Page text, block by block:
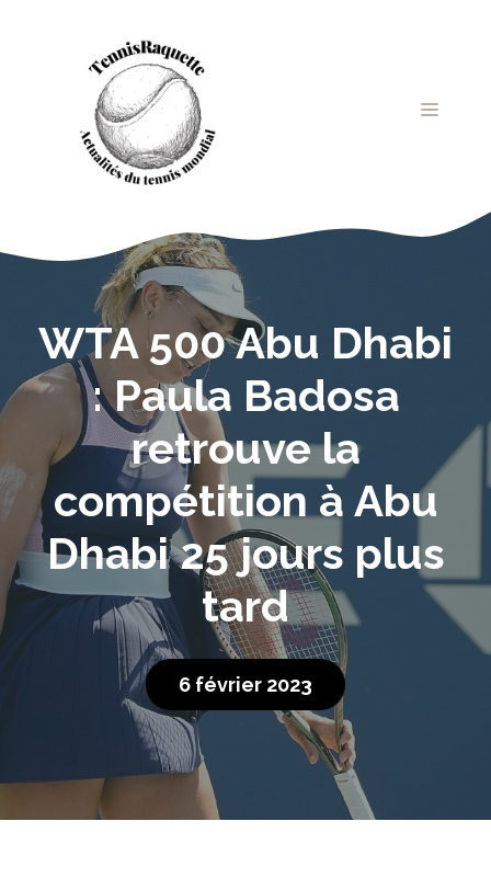
MENU
WTA 500 Abu Dhabi
: Paula Badosa
retrouve la
compétition à Abu
Dhabi 25 jours plus
tard
6 février 2023